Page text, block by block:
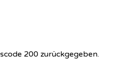
200 zurückgegeben.